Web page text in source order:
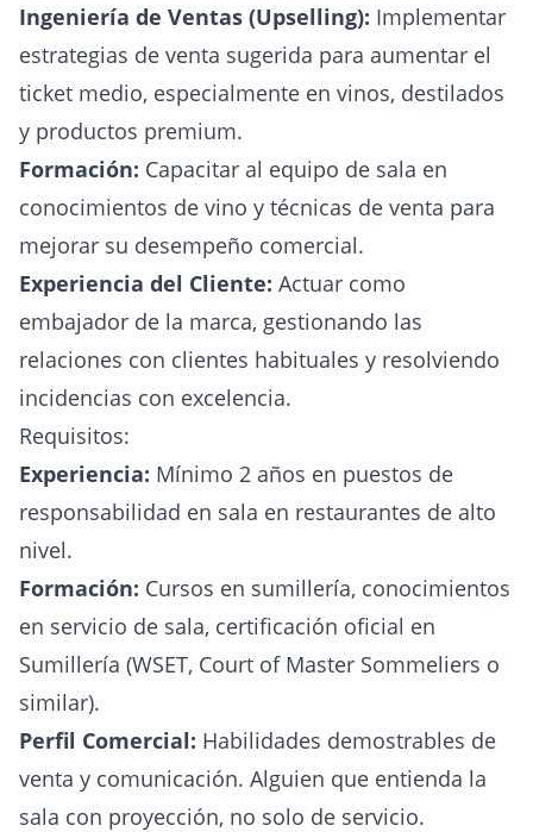
Ingeniería de Ventas (Upselling): Implementar
estrategias de venta sugerida para aumentar el
ticket medio, especialmente en vinos, destilados
y productos premium.
Formación: Capacitar al equipo de sala en
conocimientos de vino y técnicas de venta para
mejorar su desempeño comercial.
Experiencia del Cliente: Actuar como
embajador de la marca, gestionando las
relaciones con clientes habituales y resolviendo
incidencias con excelencia.
Requisitos:
Experiencia: Mínimo 2 años en puestos de
responsabilidad en sala en restaurantes de alto
nivel.
Formación: Cursos en sumillería, conocimientos
en servicio de sala, certificación oficial en
Sumillería (WSET, Court of Master Sommeliers o
similar).
Perfil Comercial: Habilidades demostrables de
venta y comunicación. Alguien que entienda la
sala con proyección, no solo de servicio.